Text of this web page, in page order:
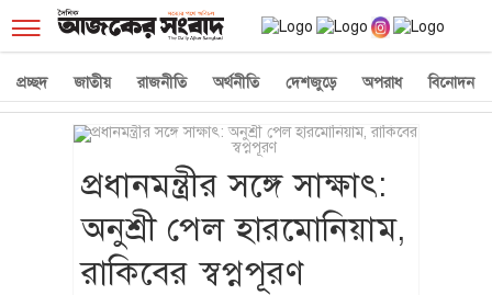
☰
প্রচ্ছদ জাতীয় রাজনীতি অর্থনীতি দেশজুড়ে অপরাধ বিনোদন
প্রধানমন্ত্রীর সঙ্গে সাক্ষাৎ:
অনুশ্রী পেল হারমোনিয়াম,
রাকিবের স্বপ্নপূরণ